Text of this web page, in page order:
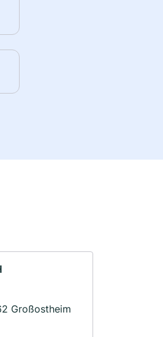
Großostheim